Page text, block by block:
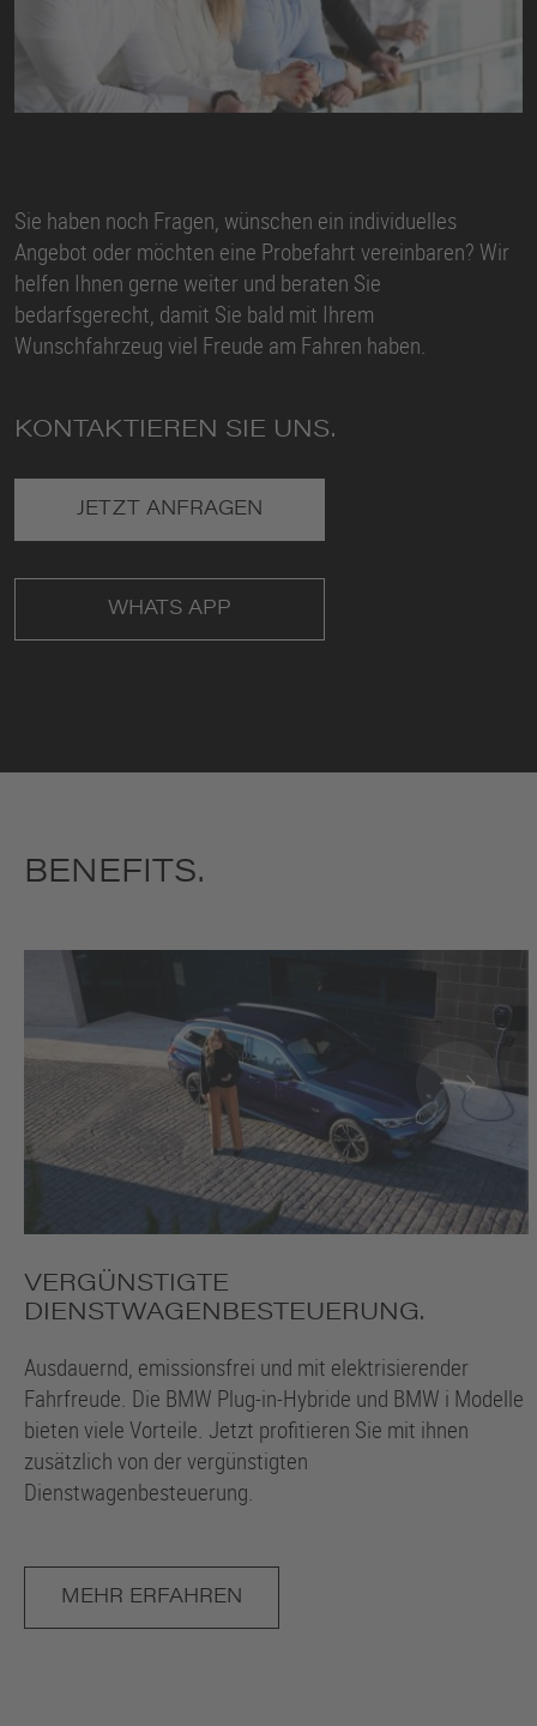
Sie haben noch Fragen, wünschen ein individuelles
Angebot oder möchten eine Probefahrt vereinbaren? Wir
helfen Ihnen gerne weiter und beraten Sie
bedarfsgerecht, damit Sie bald mit Ihrem
Wunschfahrzeug viel Freude am Fahren haben.
KONTAKTIEREN SIE UNS.
JETZT ANFRAGEN
WHATS APP
BENEFITS.
VERGÜNSTIGTE
DIENSTWAGENBESTEUERUNG.
Ausdauernd, emissionsfrei und mit elektrisierender
Fahrfreude. Die BMW Plug-in-Hybride und BMW i Modelle
bieten viele Vorteile. Jetzt profitieren Sie mit ihnen
zusätzlich von der vergünstigten
Dienstwagenbesteuerung.
MEHR ERFAHREN